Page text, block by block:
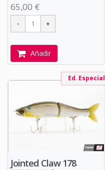
65,00 €
Añadir
Ed. Especial
Jointed Claw 178